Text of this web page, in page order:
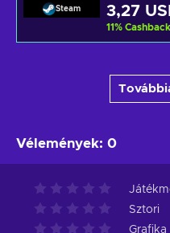
Steam 3,27
11% Cashback
Vélemények: 0
Sztori
Grafika